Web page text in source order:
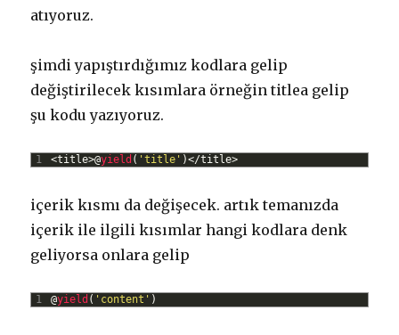
atıyoruz.
şimdi yapıştırdığımız kodlara gelip
değiştirilecek kısımlara örneğin titlea gelip
şu kodu yazıyoruz.
1 <title>@yield ( 'title' )</title>
içerik kısmı da değişecek. artık temanızda
içerik ile ilgili kısımlar hangi kodlara denk
geliyorsa onlara gelip
1 @yield ( 'content' )